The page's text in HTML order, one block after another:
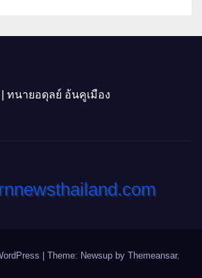
ทนายอดุลย์ อ้นคูเมือง
Theme: Newsup by Themeansar.